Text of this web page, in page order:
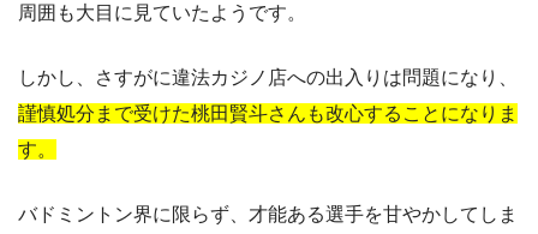
周囲も大目に見ていたようです。
しかし、さすがに違法カジノ店への出入りは問題になり、
謹慎処分まで受けた桃田賢斗さんも改心することになりま
す。
バドミントン界に限らず、才能ある選手を甘やかしてしま